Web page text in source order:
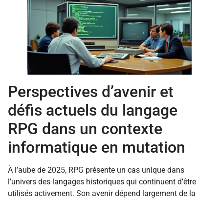
Perspectives d’avenir et
défis actuels du langage
RPG dans un contexte
informatique en mutation
À l’aube de 2025, RPG présente un cas unique dans
l’univers des langages historiques qui continuent d’être
utilisés activement. Son avenir dépend largement de la